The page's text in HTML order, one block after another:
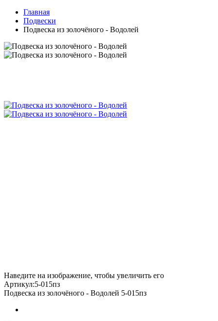
Главная
Подвески
Подвеска из золочёного - Водолей
Наведите на изображение, чтобы увеличить его
Артикул:5-015пз
Подвеска из золочёного - Водолей 5-015пз